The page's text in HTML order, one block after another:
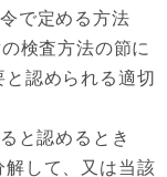
で定める方法
検査方法の節に
認められる適切
と認めるとき
解して、又は当該